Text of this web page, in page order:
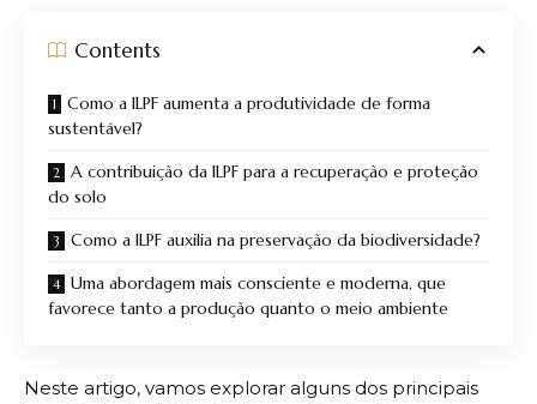
Contents
Como a ILPF aumenta a produtividade de forma
sustentável?
A contribuição da ILPF para a recuperação e proteção
do solo
Como a ILPF auxilia na preservação da biodiversidade?
Uma abordagem mais consciente e moderna, que
favorece tanto a produção quanto o meio ambiente
Neste artigo, vamos explorar alguns dos principais